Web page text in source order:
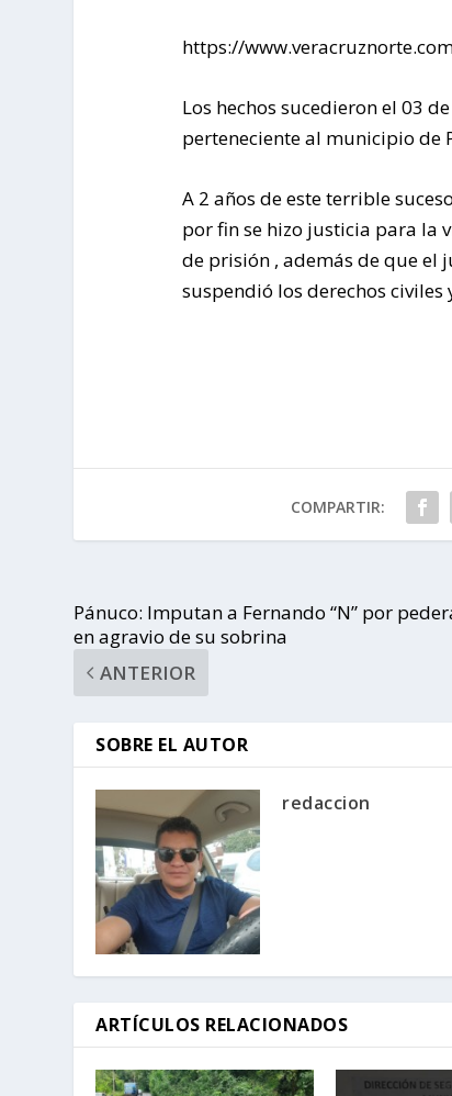
https://
Los hechos sucedieron el 03
perteneciente al municipio de
A 2 años de este terrible
por fin se hizo justicia para la
de prisión , además de que el
suspendió los derechos civiles
COMPARTIR:
Pánuco: Imputan a Fernando “N” por
en agravio de su sobrina
ANTERIOR
SOBRE EL AUTOR
redaccion
ARTÍCULOS RELACIONADOS